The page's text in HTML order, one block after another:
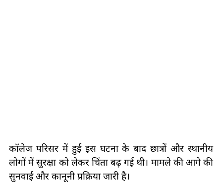
कॉलेज परिसर में हुई इस घटना के बाद छात्रों और स्थानीय
लोगों में सुरक्षा को लेकर चिंता बढ़ गई थी। मामले की आगे की
सुनवाई और कानूनी प्रक्रिया जारी है।